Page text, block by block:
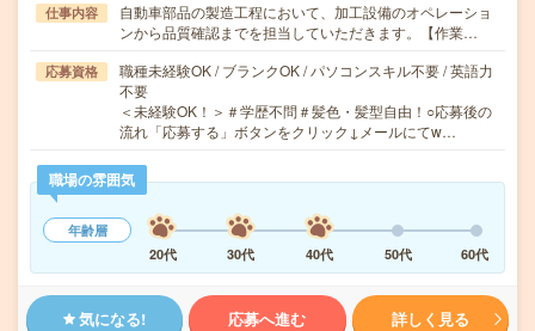
仕事内容
自動車部品の製造工程において、加工設備のオペレーショ
ンから品質確認までを担当していただきます。【作業…
応募資格
職種未経験OK / ブランクOK / パソコンスキル不要 / 英語力
不要
＜未経験OK！＞＃学歴不問＃髪色・髪型自由！○応募後の
流れ「応募する」ボタンをクリック↓メールにてw…
職場の雰囲気
年齢層
20代
30代 40代 50代 60代
気になる! 応募へ進む 詳しく見る